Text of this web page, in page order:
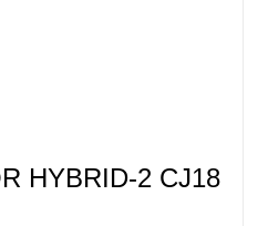
HYBRID-2 CJ18